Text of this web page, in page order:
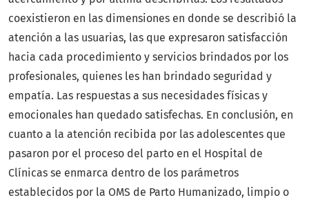
coexistieron en las dimensiones en donde se describió la
atención a las usuarias, las que expresaron satisfacción
hacia cada procedimiento y servicios brindados por los
profesionales, quienes les han brindado seguridad y
empatía. Las respuestas a sus necesidades físicas y
emocionales han quedado satisfechas. En conclusión, en
cuanto a la atención recibida por las adolescentes que
pasaron por el proceso del parto en el Hospital de
Clínicas se enmarca dentro de los parámetros
establecidos por la OMS de Parto Humanizado, limpio o